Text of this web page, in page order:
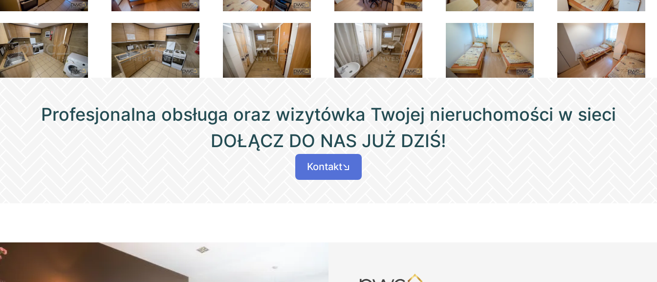
Profesjonalna obsługa oraz wizytówka Twojej nieruchomości w sieci
DOŁĄCZ DO NAS JUŻ DZIŚ!
Kontakt